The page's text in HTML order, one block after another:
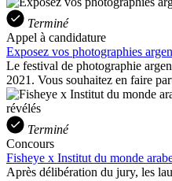
Terminé
Appel à candidature
Exposez vos photographies
Le festival de photographie
2021. Vous souhaitez en faire
Terminé
Concours
Fisheye x Institut du monde
Après délibération du jury, les